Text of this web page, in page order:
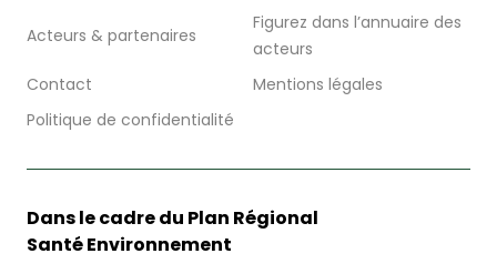
Acteurs & partenaires
Figurez dans l’annuaire des
acteurs
Contact
Mentions légales
Politique de confidentialité
Dans le cadre du Plan Régional
Santé Environnement